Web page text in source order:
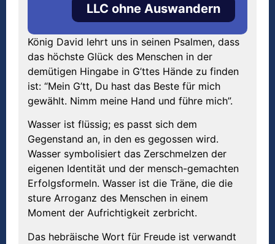
LLC ohne Auswandern
König David lehrt uns in seinen Psalmen, dass
das höchste Glück des Menschen in der
demütigen Hingabe in G’ttes Hände zu finden
ist: “Mein G’tt, Du hast das Beste für mich
gewählt. Nimm meine Hand und führe mich”.
Wasser ist flüssig; es passt sich dem
Gegenstand an, in den es gegossen wird.
Wasser symbolisiert das Zerschmelzen der
eigenen Identität und der mensch-gemachten
Erfolgsformeln. Wasser ist die Träne, die die
sture Arroganz des Menschen in einem
Moment der Aufrichtigkeit zerbricht.
Das hebräische Wort für Freude ist verwandt